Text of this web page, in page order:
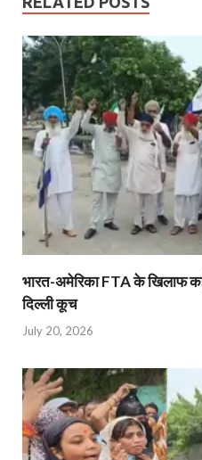
भारत-अमेरिका FTA के खिलाफ कई
दिल्ली कूच
July 20, 2026